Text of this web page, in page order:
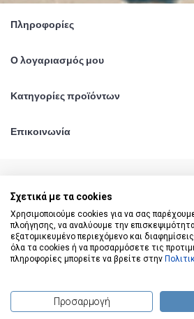
Πληροφορίες
Ο λογαριασμός μου
Κατηγορίες προϊόντων
Επικοινωνία
© 2020 - 2026 katiginetai.gr All
Σχετικά με τα cookies
Χρησιμοποιούμε cookies για να σας
πλοήγησης, να αναλύουμε την
εξατομικευμένο περιεχόμενο και
όλα τα cookies ή να προσαρμόσετε τις
πληροφορίες μπορείτε να βρείτε στην
Προσαρμογή